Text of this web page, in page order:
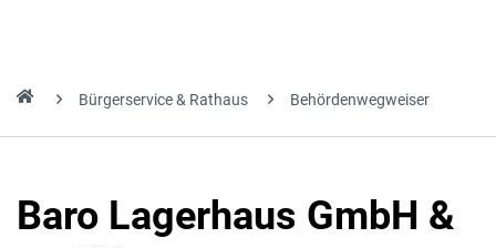
Bürgerservice & Rathaus Behördenwegweiser
Baro Lagerhaus GmbH &